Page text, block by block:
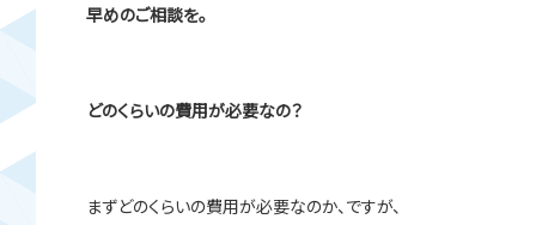
早めのご相談を。
どのくらいの費用が必要なの？
まずどのくらいの費用が必要なのか、ですが、